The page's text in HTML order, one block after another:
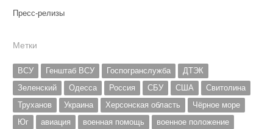
Пресс-релизы
Метки
ВСУ Генштаб ВСУ Госпогранслужба
ДТЭК
Зеленский
Одесса Россия СБУ США
Свитолина
Труханов
Украина Херсонская область
Чёрное море
Юг
авиация военная помощь
военное положение